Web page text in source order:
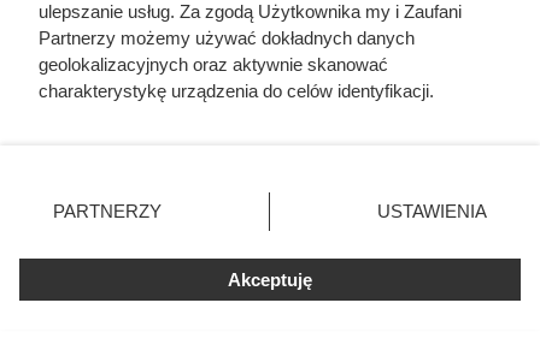
ulepszanie usług. Za zgodą Użytkownika my i Zaufani
Partnerzy możemy używać dokładnych danych
geolokalizacyjnych oraz aktywnie skanować
charakterystykę urządzenia do celów identyfikacji.
zmienić/wycofać klikając przycisk ustawień prywatności
znajdujący się w lewym dolnym rogu strony
rodzaje przetwarzania danych nie wymagają zgody
użytkownika, ale masz prawo sprzeciwić się takiemu
przetwarzaniu. Preferencje będą miały zastosowania tylko
PARTNERZY USTAWIENIA
Akceptuję